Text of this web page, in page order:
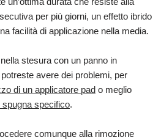
per più giorni, un effetto ibrido
facilità di applicazione nella media.
stesura con un panno in
avere dei problemi, per
di un applicatore pad o meglio
spugna specifico.
comunque alla rimozione